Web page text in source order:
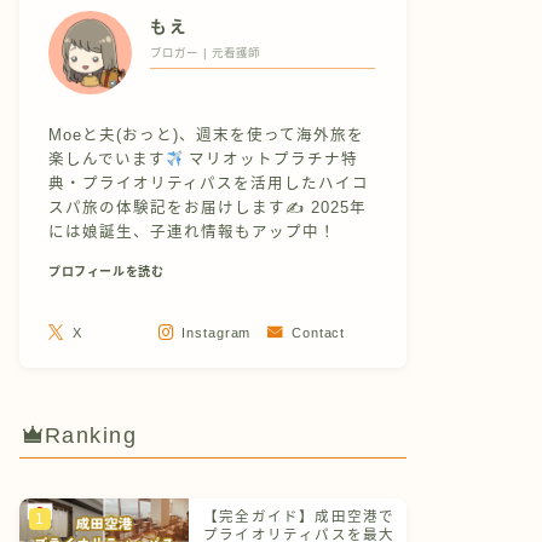
もえ
ブロガー | 元看護師
Moeと夫(おっと)、週末を使って海外旅を
楽しんでいます
マリオットプラチナ特
典・プライオリティパスを活用したハイコ
スパ旅の体験記をお届けします✍ 2025年
には娘誕生、子連れ情報もアップ中！
プロフィールを読む
X Instagram Contact
Ranking
【完全ガイド】成田空港で
プライオリティパスを最大